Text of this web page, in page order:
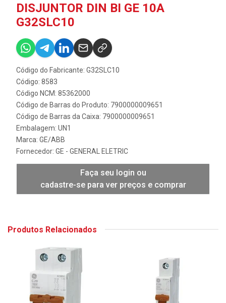
DISJUNTOR DIN BI GE 10A
G32SLC10
Código do Fabricante: G32SLC10
Código: 8583
Código NCM: 85362000
Código de Barras do Produto: 7900000009651
Código de Barras da Caixa: 7900000009651
Embalagem: UN1
Marca: GE/ABB
Fornecedor: GE - GENERAL ELETRIC
Faça seu login ou
cadastre-se para ver preços e comprar
Produtos Relacionados